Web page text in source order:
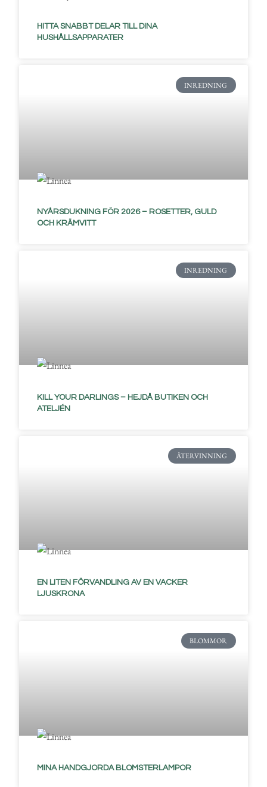
HITTA SNABBT DELAR TILL DINA
HUSHÅLLSAPPARATER
INREDNING
NYÅRSDUKNING FÖR 2026 – ROSETTER, GULD
OCH KRÄMVITT
INREDNING
KILL YOUR DARLINGS – HEJDÅ BUTIKEN OCH
ATELJÉN
ÅTERVINNING
EN LITEN FÖRVANDLING AV EN VACKER
LJUSKRONA
BLOMMOR
MINA HANDGJORDA BLOMSTERLAMPOR